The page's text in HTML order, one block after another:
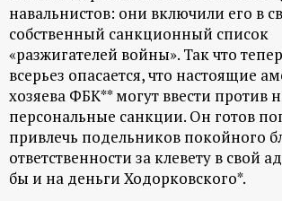
и
о
н
н
ы
навальнистов: они включили его в
собственный санкционный список
«разжигателей войны». Так что
всерьез опасается, что настоящие
хозяева ФБК** могут ввести против
персональные санкции. Он готов
привлечь подельников покойного
ответственности за клевету в свой
бы и на деньги Ходорковского*.